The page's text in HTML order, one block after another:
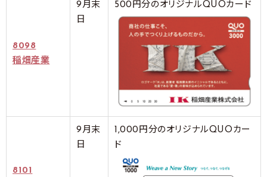
8098
稲畑産業
9月末
日
500円分のオリジナルQUOカード
8101
9月末
日
1,000円分のオリジナルQUOカー
ド